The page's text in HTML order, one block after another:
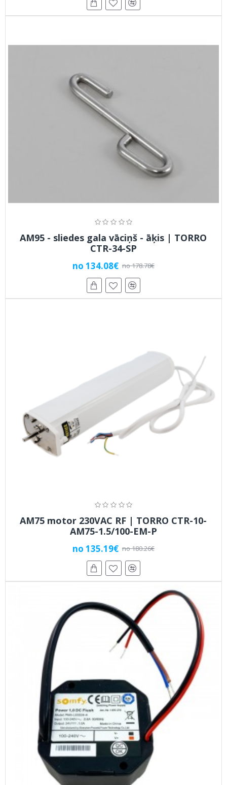
AM95 - sliedes gala vāciņš - āķis | TORRO
CTR-34-SP
no 134.08€ no 178.78€
AM75 motor 230VAC RF | TORRO CTR-10-
AM75-1.5/100-EM-P
no 135.19€ no 180.26€